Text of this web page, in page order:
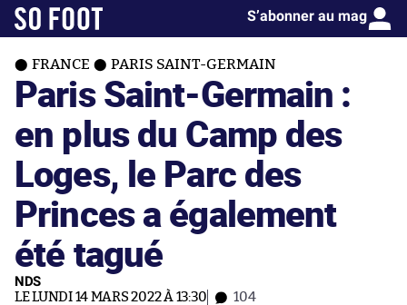
S’abonner au mag
FRANCE PARIS SAINT-GERMAIN
Paris Saint-Germain :
en plus du Camp des
Loges, le Parc des
Princes a également
été tagué
NDS
LE LUNDI 14 MARS 2022 À 13:30 104